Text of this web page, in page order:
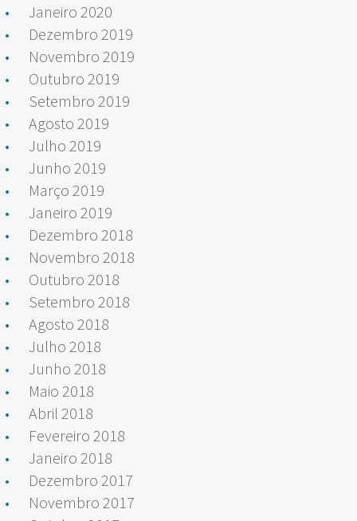
Janeiro 2020
Dezembro 2019
Novembro 2019
Outubro 2019
Setembro 2019
Agosto 2019
Julho 2019
Junho 2019
Março 2019
Janeiro 2019
Dezembro 2018
Novembro 2018
Outubro 2018
Setembro 2018
Agosto 2018
Julho 2018
Junho 2018
Maio 2018
Abril 2018
Fevereiro 2018
Janeiro 2018
Dezembro 2017
Novembro 2017